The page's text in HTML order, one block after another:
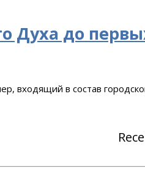
Духа до
входящий в состав